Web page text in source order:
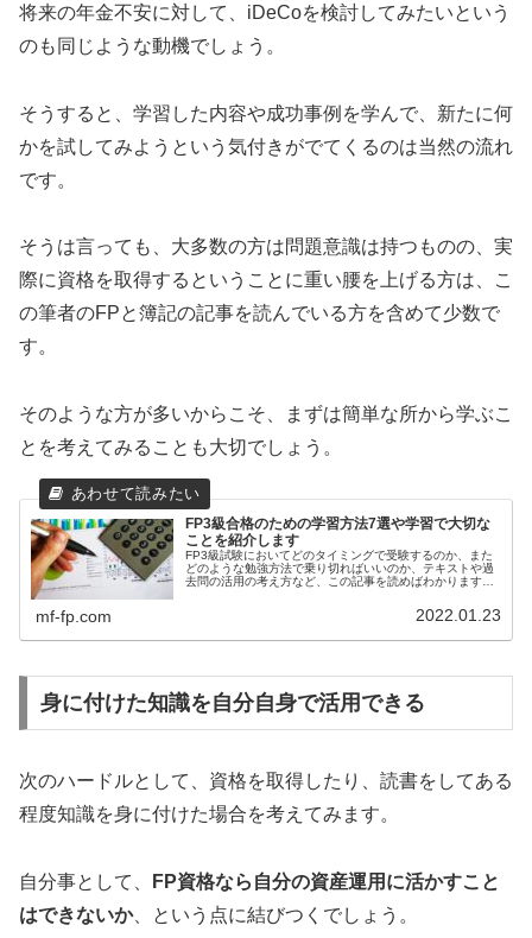
将来の年金不安に対して、iDeCoを検討してみたいという
のも同じような動機でしょう。
そうすると、学習した内容や成功事例を学んで、新たに何
かを試してみようという気付きがでてくるのは当然の流れ
です。
そうは言っても、大多数の方は問題意識は持つものの、実
際に資格を取得するということに重い腰を上げる方は、こ
の筆者のFPと簿記の記事を読んでいる方を含めて少数で
す。
そのような方が多いからこそ、まずは簡単な所から学ぶこ
とを考えてみることも大切でしょう。
FP3級合格のための学習方法7選や学習で大切な
ことを紹介します
FP3級試験においてどのタイミングで受験するのか、また
どのような勉強方法で乗り切ればいいのか、テキストや過
去問の活用の考え方など、この記事を読めばわかります。
mf-fp.com 2022.01.23
身に付けた知識を自分自身で活用できる
次のハードルとして、資格を取得したり、読書をしてある
程度知識を身に付けた場合を考えてみます。
自分事として、
FP資格なら自分の資産運用に活かすこと
はできないか、という点に結びつくでしょう。